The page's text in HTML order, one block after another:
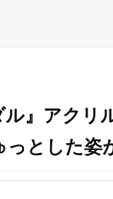
ル』アク
っとした姿